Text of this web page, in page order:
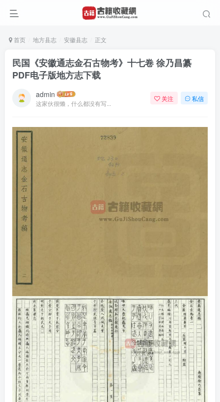
首页 地方县志 安徽县志 正文
民国《安徽通志金石古物考》十七卷 徐乃昌纂
PDF电子版地方志下载
admin
这家伙很懒，什么都没有写...
关注 私信